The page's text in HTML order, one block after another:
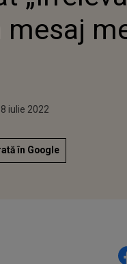
mesaj
iulie 2022
iulie 2022
în Google